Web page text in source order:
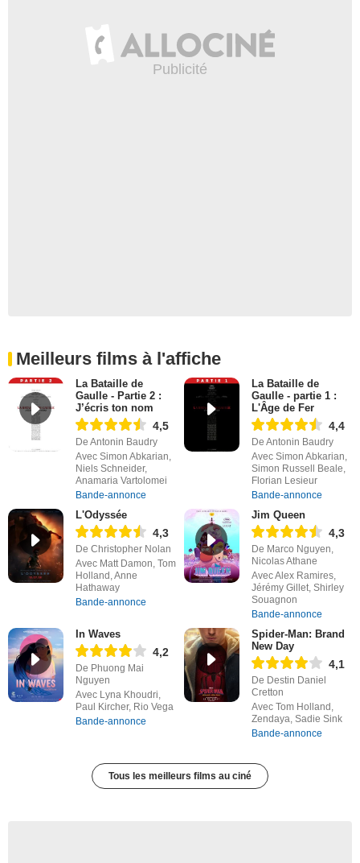
Meilleurs films à l'affiche
La Bataille de
Gaulle - Partie 2 :
J’écris ton nom
4,5
De Antonin Baudry
Avec Simon Abkarian,
Niels Schneider,
Anamaria Vartolomei
Bande-annonce
La Bataille de
Gaulle - partie 1 :
L'Âge de Fer
4,4
De Antonin Baudry
Avec Simon Abkarian,
Simon Russell Beale,
Florian Lesieur
Bande-annonce
L'Odyssée
4,3
De Christopher Nolan
Avec Matt Damon, Tom
Holland, Anne
Hathaway
Bande-annonce
Jim Queen
4,3
De Marco Nguyen,
Nicolas Athane
Avec Alex Ramires,
Jérémy Gillet, Shirley
Souagnon
Bande-annonce
In Waves
4,2
De Phuong Mai
Nguyen
Avec Lyna Khoudri,
Paul Kircher, Rio Vega
Bande-annonce
Spider-Man: Brand
New Day
4,1
De Destin Daniel
Cretton
Avec Tom Holland,
Zendaya, Sadie Sink
Bande-annonce
Tous les meilleurs films au ciné